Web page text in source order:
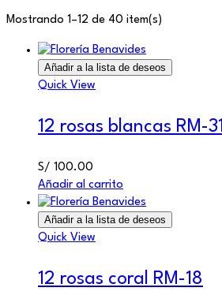
Mostrando 1–12 de 40 item(s)
Añadir a la lista de deseos
Quick View
12 rosas blancas RM-31
S/ 100.00
Añadir al carrito
Añadir a la lista de deseos
Quick View
12 rosas coral RM-18